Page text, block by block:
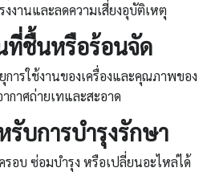
งานและลดความเสี่ยงอุบัติเหตุ
ที่ชื้นหรือร้อนจัด
ารใช้งานของเครื่องและคุณภาพของ
าศถ่ายเทและสะอาด
รับการบำรุงรักษา
อบ ซ่อมบำรุง หรือเปลี่ยนอะไหล่ได้